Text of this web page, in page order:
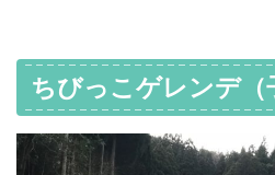
ちびっこゲレンデ（